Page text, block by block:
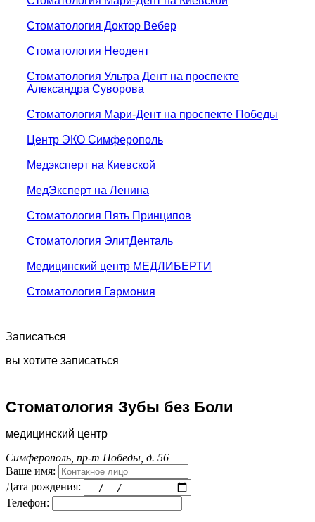
Стоматология Доктор Вебер
Стоматология Неодент
Стоматология Ультра Дент на проспекте
Александра Суворова
Стоматология Мари-Дент на проспекте Победы
Центр ЭКО Симферополь
Медэксперт на Киевской
МедЭксперт на Ленина
Стоматология Пять Принципов
Стоматология ЭлитДенталь
Медицинский центр МЕДЛИБЕРТИ
Стоматология Гармония
Записаться
вы хотите записаться
Стоматология Зубы без Боли
медицинский центр
Симферополь, пр-т Победы, д. 56
Ваше имя:
Дата рождения:
Телефон: